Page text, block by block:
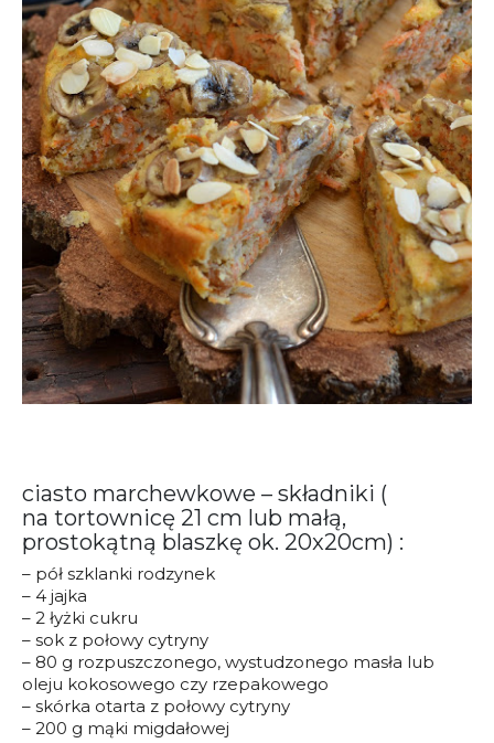
ciasto marchewkowe – składniki (
na tortownicę 21 cm lub małą,
prostokątną blaszkę ok. 20x20cm) :
– pół szklanki rodzynek
– 4 jajka
– 2 łyżki cukru
– sok z połowy cytryny
– 80 g rozpuszczonego, wystudzonego masła lub
oleju kokosowego czy rzepakowego
– skórka otarta z połowy cytryny
– 200 g mąki migdałowej